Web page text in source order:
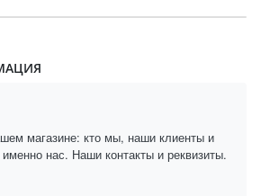
магазине: кто мы, наши клиенты и
нас. Наши контакты и реквизиты.